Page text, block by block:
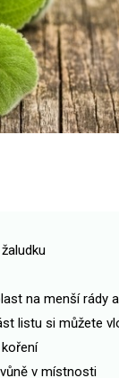
na menší rády
listu si můžete
v místnosti